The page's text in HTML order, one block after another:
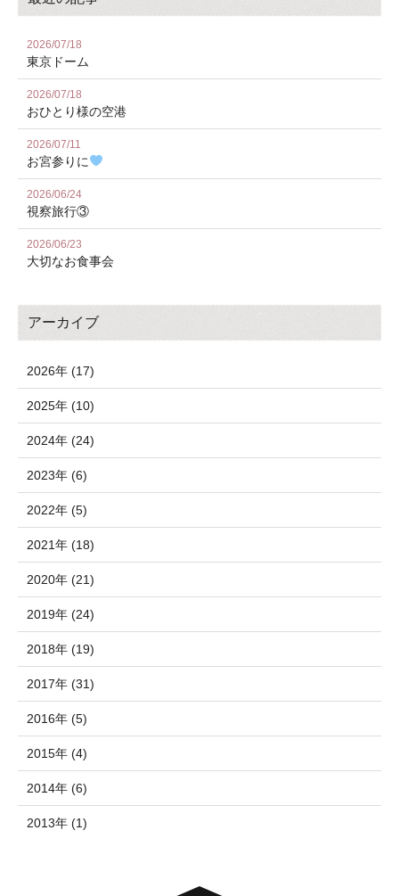
2026/07/18
東京ドーム
2026/07/18
おひとり様の空港
2026/07/11
お宮参りに
2026/06/24
視察旅行③
2026/06/23
大切なお食事会
アーカイブ
2026年 (17)
2025年 (10)
2024年 (24)
2023年 (6)
2022年 (5)
2021年 (18)
2020年 (21)
2019年 (24)
2018年 (19)
2017年 (31)
2016年 (5)
2015年 (4)
2014年 (6)
2013年 (1)